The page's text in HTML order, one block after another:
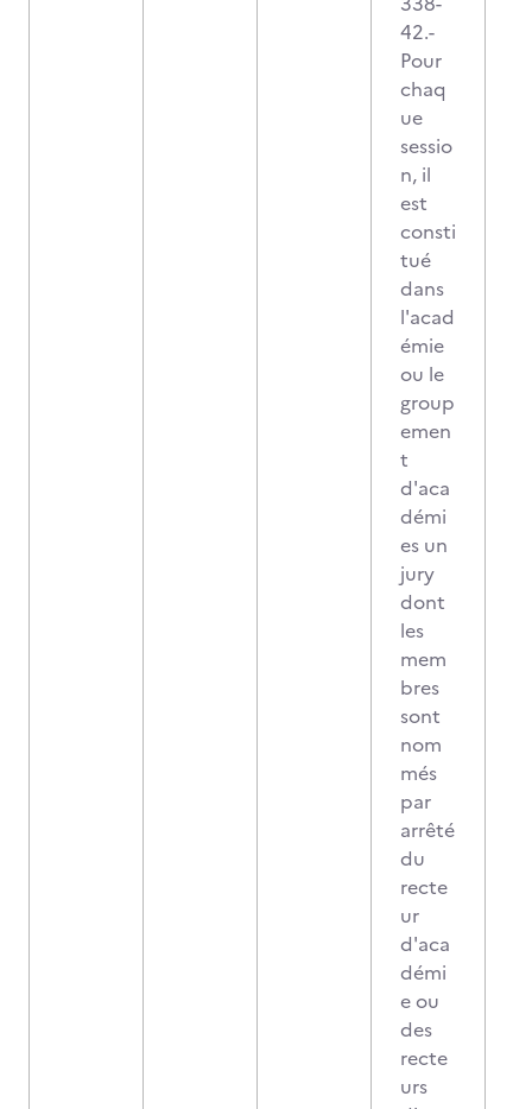
42.-
Pour
chaq
ue
sessio
n, il
est
consti
tué
dans
l'acad
émie
ou le
group
emen
t
d'aca
démi
es un
jury
dont
les
mem
bres
sont
nom
més
par
arrêté
du
recte
ur
d'aca
démi
e ou
des
recte
urs